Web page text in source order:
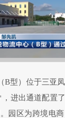
B型）位于三亚
，进出通道配置
园区为跨境电